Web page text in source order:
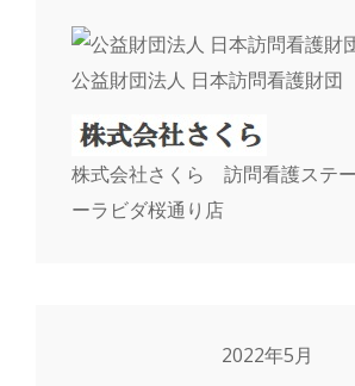
公益財団法人 日本訪問看護財団
株式会社さくら 訪問看護ステ
ーラビダ桜通り店
2022年5月